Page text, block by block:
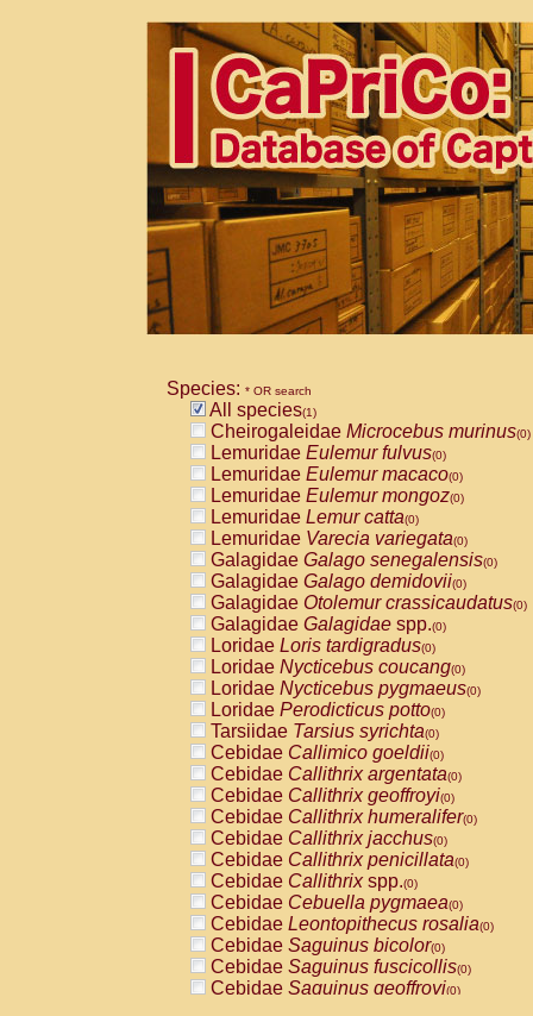
Species: * OR search
All species(1)
Cheirogaleidae Microcebus murinus(0)
Lemuridae Eulemur fulvus(0)
Lemuridae Eulemur macaco(0)
Lemuridae Eulemur mongoz(0)
Lemuridae Lemur catta(0)
Lemuridae Varecia variegata(0)
Galagidae Galago senegalensis(0)
Galagidae Galago demidovii(0)
Galagidae Otolemur crassicaudatus(0)
Galagidae Galagidae spp.(0)
Loridae Loris tardigradus(0)
Loridae Nycticebus coucang(0)
Loridae Nycticebus pygmaeus(0)
Loridae Perodicticus potto(0)
Tarsiidae Tarsius syrichta(0)
Cebidae Callimico goeldii(0)
Cebidae Callithrix argentata(0)
Cebidae Callithrix geoffroyi(0)
Cebidae Callithrix humeralifer(0)
Cebidae Callithrix jacchus(0)
Cebidae Callithrix penicillata(0)
Cebidae Callithrixspp.(0)
Cebidae Cebuella pygmaea(0)
Cebidae Leontopithecus rosalia(0)
Cebidae Saguinus bicolor(0)
Cebidae Saguinus fuscicollis(0)
Cebidae Saguinus geoffroyi(0)